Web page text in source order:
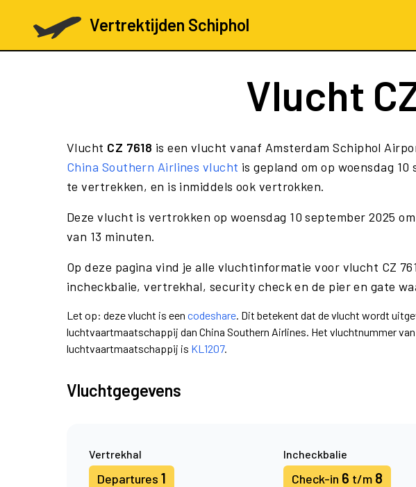
Vertrektijden Schiphol
Vlucht
Vlucht CZ 7618 is een vlucht vanaf Amsterdam Schiphol
China Southern Airlines vlucht is gepland om op woensdag
te vertrekken, en is inmiddels ook vertrokken.
Deze vlucht is vertrokken op woensdag 10 september 2025
van 13 minuten.
Op deze pagina vind je alle vluchtinformatie voor vlucht CZ
incheckbalie, vertrekhal, security check en de pier en gate
Let op: deze vlucht is een codeshare. Dit betekent dat de vlucht wordt
luchtvaartmaatschappij dan China Southern Airlines. Het vluchtnummer
luchtvaartmaatschappij is KL1207.
Vluchtgegevens
Vertrekhal
Departures 1
Incheckbalie
Check-in 6 t/m 8